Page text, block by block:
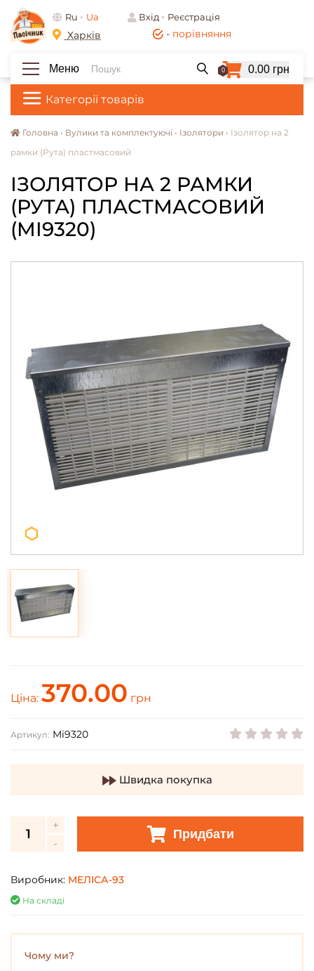
- порівняння
Ru Ua Вхід Реєстрація
Харків
Категорії товарів
Меню 0 0.00 грн
Головна • Вулики та комплектуючі • Ізолятори • Ізолятор на 2
рамки (Рута) пластмасовий
ІЗОЛЯТОР НА 2 РАМКИ
(РУТА) ПЛАСТМАСОВИЙ
(MI9320)
Ціна: 370.00 грн
Артикул: Mi9320
Швидка покупка
Придбати
Виробник: МЕЛІСА-93
На складі
Чому ми?